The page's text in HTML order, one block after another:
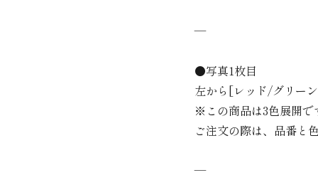
—
●写真1枚目
左から[レッド/グリー
※この商品は3色展開で
ご注文の際は、品番と
—